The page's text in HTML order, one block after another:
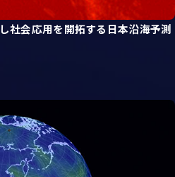
社会応用を開拓する日本沿海予測